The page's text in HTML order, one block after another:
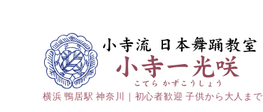
横浜 鴨居駅 神奈川｜初心者歓迎 子供から大人まで